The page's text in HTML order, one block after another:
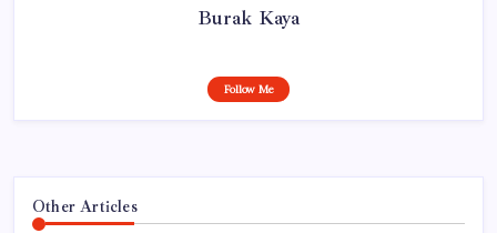
Burak Kaya
Follow Me
Other Articles